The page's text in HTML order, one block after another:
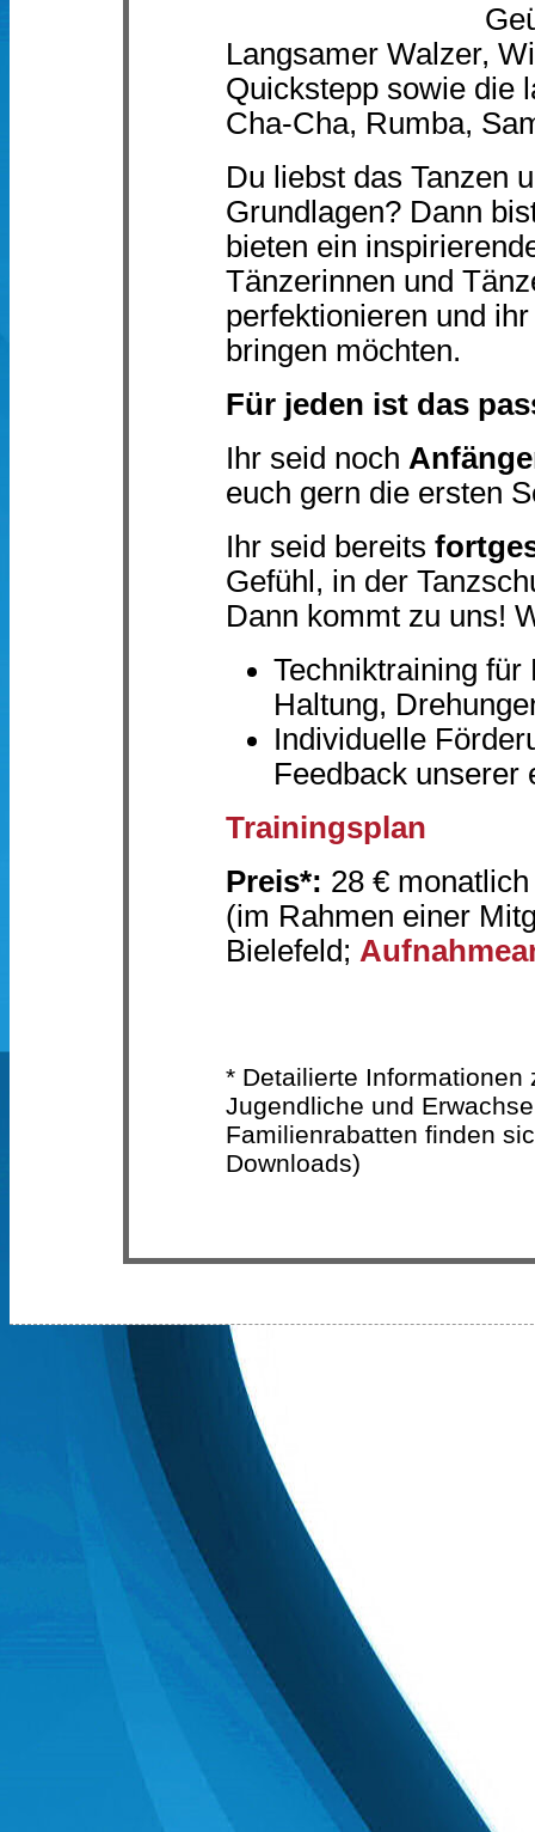
Langsamer Walzer,
Quickstepp sowie die
Cha-Cha, Rumba,
Du liebst das Tanzen
Grundlagen? Dann
bieten ein
Tänzerinnen und
perfektionieren und
bringen möchten.
Für jeden ist das
Ihr seid noch
euch gern die ersten
Ihr seid bereits
Gefühl, in der
Dann kommt zu uns!
Techniktraining für
Haltung,
Individuelle
Feedback unserer
Trainingsplan
Preis*: 28 € monatlich
(im Rahmen einer
Bielefeld;
* Detailierte Informationen
Jugendliche und
Familienrabatten finden
Downloads)